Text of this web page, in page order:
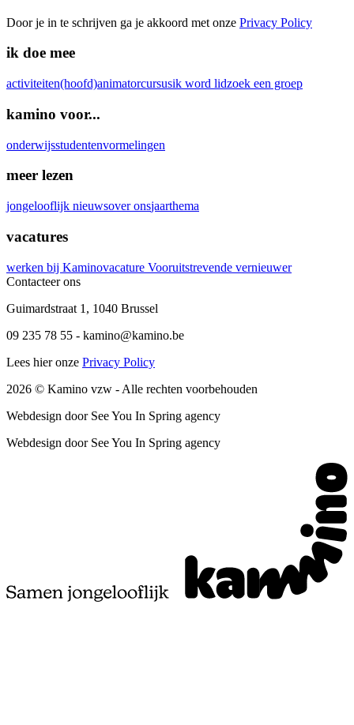
Door je in te schrijven ga je akkoord met onze Privacy Policy
ik doe mee
activiteiten(hoofd)animatorcursusik word lidzoek een groep
kamino voor...
onderwijsstudentenvormelingen
meer lezen
jongelooflijk nieuwsover onsjaarthema
vacatures
werken bij Kaminovacature Vooruitstrevende vernieuwer
Contacteer ons
Guimardstraat 1 , 1040 Brussel
09 235 78 55 - kamino@kamino.be
Lees hier onze Privacy Policy
2026 © Kamino vzw - Alle rechten voorbehouden
Webdesign door See You In Spring agency
Webdesign door See You In Spring agency